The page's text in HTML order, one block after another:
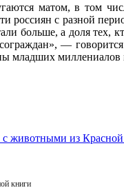
матом, в том
с разной
больше, а доля
—
младших
книги